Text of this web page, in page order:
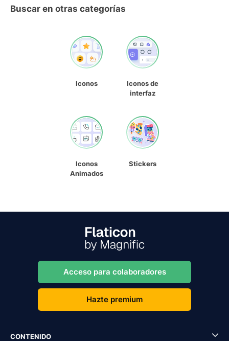
Buscar en otras categorías
Iconos
Iconos de
interfaz
Iconos
Animados
Stickers
Acceso para colaboradores
Hazte premium
CONTENIDO